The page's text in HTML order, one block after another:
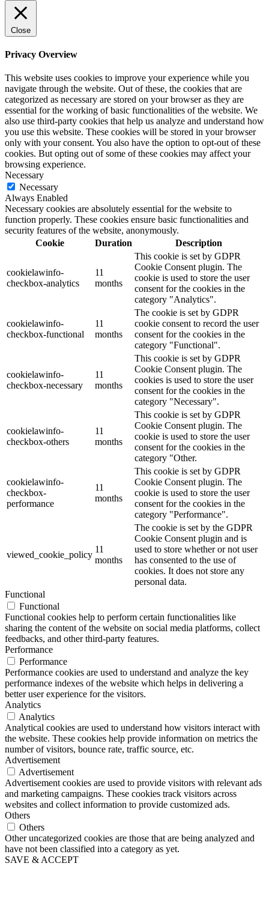
Close
Privacy Overview
This website uses cookies to improve your experience while you
navigate through the website. Out of these, the cookies that are
categorized as necessary are stored on your browser as they are
essential for the working of basic functionalities of the website. We
also use third-party cookies that help us analyze and understand how
you use this website. These cookies will be stored in your browser
only with your consent. You also have the option to opt-out of these
cookies. But opting out of some of these cookies may affect your
browsing experience.
Necessary
Necessary
Always Enabled
Necessary cookies are absolutely essential for the website to
function properly. These cookies ensure basic functionalities and
security features of the website, anonymously.
Cookie
Duration Description
cookielawinfo-
checkbox-analytics
11
months
This cookie is set by GDPR
Cookie Consent plugin. The
cookie is used to store the user
consent for the cookies in the
category "Analytics".
cookielawinfo-
checkbox-functional
11
months
The cookie is set by GDPR
cookie consent to record the user
consent for the cookies in the
category "Functional".
cookielawinfo-
checkbox-necessary
11
months
This cookie is set by GDPR
Cookie Consent plugin. The
cookies is used to store the user
consent for the cookies in the
category "Necessary".
cookielawinfo-
checkbox-others
11
months
This cookie is set by GDPR
Cookie Consent plugin. The
cookie is used to store the user
consent for the cookies in the
category "Other.
cookielawinfo-
checkbox-
performance
11
months
This cookie is set by GDPR
Cookie Consent plugin. The
cookie is used to store the user
consent for the cookies in the
category "Performance".
viewed_cookie_policy
11
months
The cookie is set by the GDPR
Cookie Consent plugin and is
used to store whether or not user
has consented to the use of
cookies. It does not store any
personal data.
Functional
Functional
Functional cookies help to perform certain functionalities like
sharing the content of the website on social media platforms, collect
feedbacks, and other third-party features.
Performance
Performance
Performance cookies are used to understand and analyze the key
performance indexes of the website which helps in delivering a
better user experience for the visitors.
Analytics
Analytics
Analytical cookies are used to understand how visitors interact with
the website. These cookies help provide information on metrics the
number of visitors, bounce rate, traffic source, etc.
Advertisement
Advertisement
Advertisement cookies are used to provide visitors with relevant ads
and marketing campaigns. These cookies track visitors across
websites and collect information to provide customized ads.
Others
Others
Other uncategorized cookies are those that are being analyzed and
have not been classified into a category as yet.
SAVE & ACCEPT